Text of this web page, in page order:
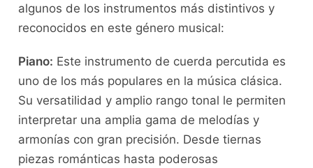
algunos de los instrumentos ⁣más distintivos y
reconocidos en este género musical:
Piano: Este ⁣instrumento de cuerda percutida⁤ es⁣
uno de los más populares en la música clásica.
Su versatilidad y amplio rango ⁣tonal le permiten
interpretar una⁤ amplia gama de melodías y​
armonías con gran⁢ precisión. Desde tiernas
piezas románticas ‍hasta poderosas